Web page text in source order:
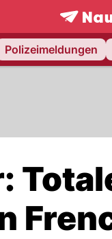
Polizeimeldungen